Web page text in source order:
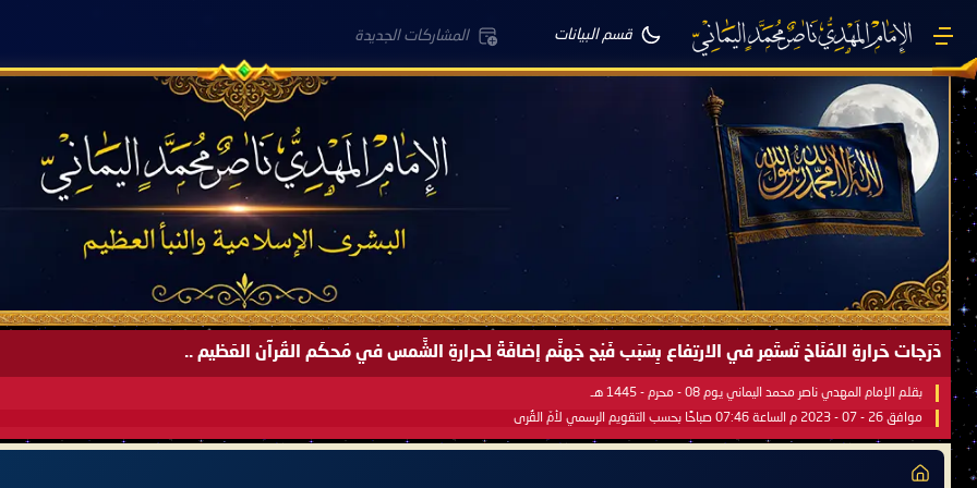
قسم البيانات المشاركات الجديدة
دَرَجات حَرارةِ المُنَاخ تَستَمِر في الارتِفاع بِسَبَب فَيْح جَهنَّم إضافَةً لِحرارةِ الشَّمس في مُحكَم القُرآن العَظيم ..
بقلم الإمام المهدي ناصر محمد اليماني يوم 08 - محرم - 1445 هـ
موافق 26 - 07 - 2023 م الساعة 07:46 صباحًا بحسب التقويم الرسمي لأمّ القُرى